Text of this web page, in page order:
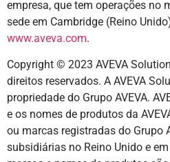
empresa, que tem operações no
sede em Cambridge (Reino
www.aveva.com.
Copyright © 2023 AVEVA
direitos reservados. A AVEVA
propriedade do Grupo AVEVA.
e os nomes de produtos da
ou marcas registradas do Grupo
subsidiárias no Reino Unido e